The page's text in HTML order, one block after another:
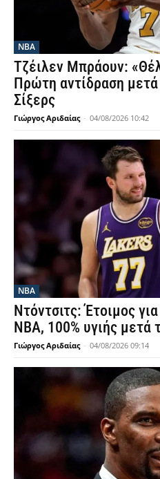
NBA
Τζέιλεν Μπράουν:
Πρώτη αντίδραση
Σίξερς
Γιώργος Αριδαίας - 04/08/2026 10:42
NBA
Ντόντσιτς: Έτοιμος
ΝΒΑ, 100% υγιής μετά
Γιώργος Αριδαίας - 04/08/2026 09:14